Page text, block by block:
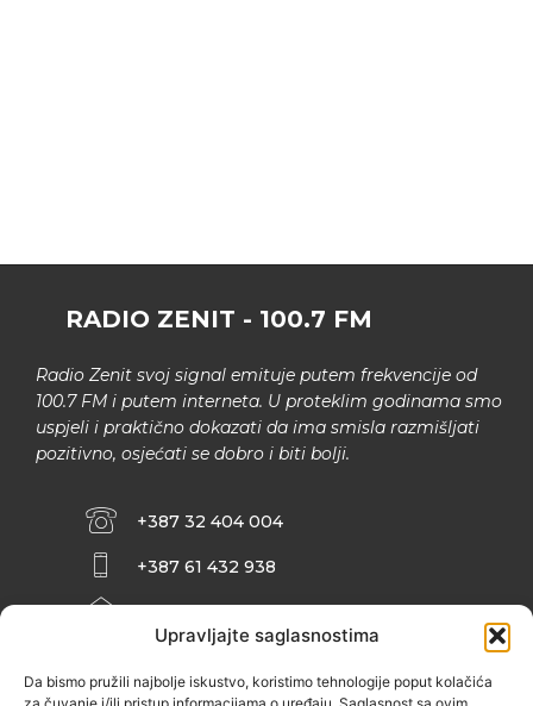
Upravljajte saglasnostima
Da bismo pružili najbolje iskustvo, koristimo tehnologije poput kolačića
RADIO ZENIT - 100.7 FM
Radio Zenit svoj signal emituje putem frekvencije od
100.7 FM i putem interneta. U proteklim godinama smo
uspjeli i praktično dokazati da ima smisla razmišljati
pozitivno, osjećati se dobro i biti bolji.
+387 32 404 004
+387 61 432 938
INFO@ZENIT.BA
ZENIČANKA, 3. SPRAT), 72000 ZENICA